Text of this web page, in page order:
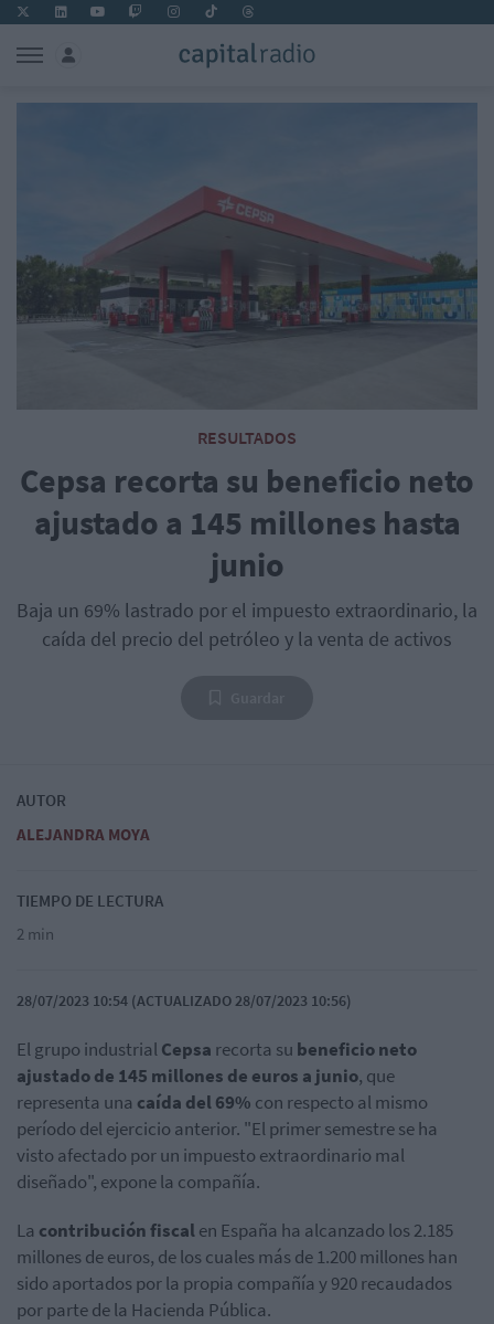
RESULTADOS
Cepsa recorta su beneficio neto
ajustado a 145 millones hasta
junio
Baja un 69% lastrado por el impuesto extraordinario, la
caída del precio del petróleo y la venta de activos
AUTOR
ALEJANDRA MOYA
TIEMPO DE LECTURA
2 min
28/07/2023 10:54 (ACTUALIZADO 28/07/2023 10:56)
El grupo industrialCepsa recorta su beneficio neto
ajustado de 145 millones de euros a junio, que
representa una caída del 69% con respecto al mismo
período del ejercicio anterior. "El primer semestre se ha
visto afectado por un impuesto extraordinario mal
diseñado", expone la compañía.
La contribución fiscalen España ha alcanzado los 2.185
millones de euros, de los cuales más de 1.200 millones han
sido aportados por la propia compañía y 920 recaudados
por parte de la Hacienda Pública.